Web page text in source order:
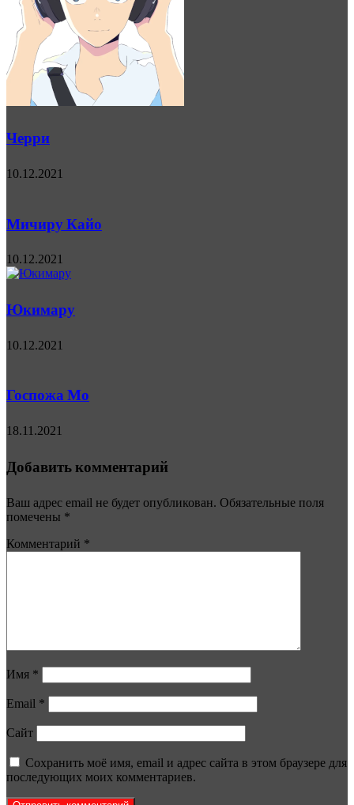
Черри
10.12.2021
Мичиру Кайо
10.12.2021
Юкимару
10.12.2021
Госпожа Мо
18.11.2021
Добавить комментарий
Ваш адрес email не будет опубликован. Обязательные поля
помечены *
Комментарий *
Имя *
Email *
Сайт
Сохранить моё имя, email и адрес сайта в этом браузере для
последующих моих комментариев.